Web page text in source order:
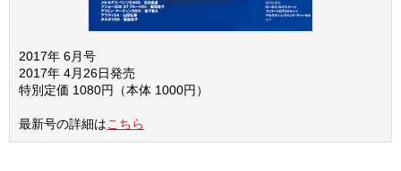
2017年 6月号
2017年 4月26日発売
特別定価 1080円（本体 1000円）
最新号の詳細はこちら